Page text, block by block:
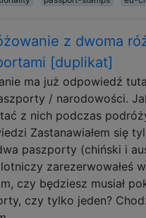
z dwoma
[duplikat]
ma już odpowiedź
/ narodowości.
z nich podczas
Zastanawiałem się
paszporty (chiński i
zarezerwowałeś w
czy będziesz musiał
czy tylko jeden?